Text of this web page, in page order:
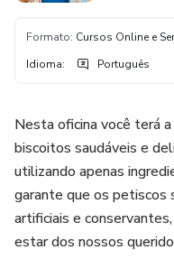
Formato: Cursos Online e
Idioma: Português
Nesta oficina você terá
biscoitos saudáveis e
utilizando apenas
garante que os petiscos
artificiais e
estar dos nossos